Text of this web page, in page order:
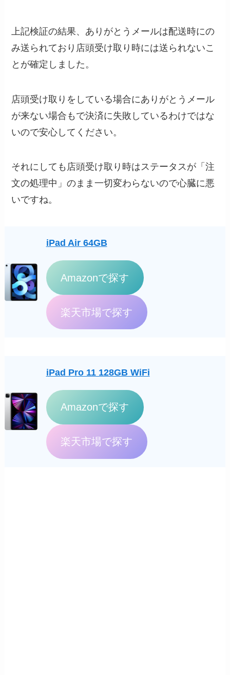
上記検証の結果、ありがとうメールは配送時にの
み送られており店頭受け取り時には送られないこ
とが確定しました。
店頭受け取りをしている場合にありがとうメール
が来ない場合もで決済に失敗しているわけではな
いので安心してください。
それにしても店頭受け取り時はステータスが「注
文の処理中」のまま一切変わらないので心臓に悪
いですね。
iPad Air 64GB
Amazonで探す
楽天市場で探す
iPad Pro 11 128GB WiFi
Amazonで探す
楽天市場で探す